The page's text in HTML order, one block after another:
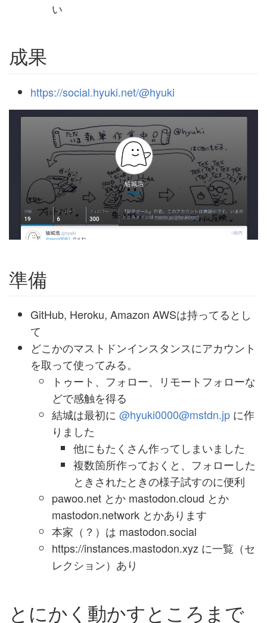
い
成果
https://social.hyuki.net/@hyuki
準備
GitHub, Heroku, Amazon AWSは持ってるとし
て
どこかのマストドンインスタンスにアカウント
を取って使ってみる。
トゥート、フォロー、リモートフォローな
どで感触を得る
結城は最初に @hyuki0000@mstdn.jp に作
りました
他にもたくさん作ってしまいました
複数箇所作っておくと、フォローした
ときされたときの様子試すのに便利
pawoo.net とか mastodon.cloud とか
mastodon.network とかあります
本家（？）は mastodon.social
https://instances.mastodon.xyz に一覧（セ
レクション）あり
とにかく動かすところまで